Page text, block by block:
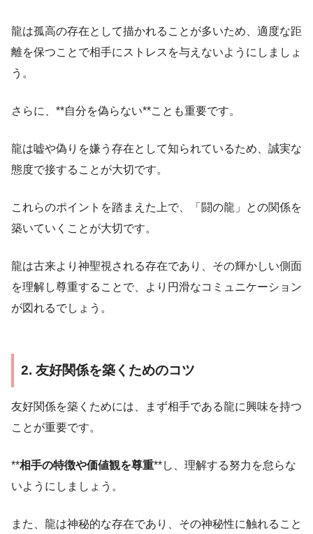
龍は孤高の存在として描かれることが多いため、適度な距
離を保つことで相手にストレスを与えないようにしましょ
う。
さらに、**自分を偽らない**ことも重要です。
龍は嘘や偽りを嫌う存在として知られているため、誠実な
態度で接することが大切です。
これらのポイントを踏まえた上で、「闘の龍」との関係を
築いていくことが大切です。
龍は古来より神聖視される存在であり、その輝かしい側面
を理解し尊重することで、より円滑なコミュニケーション
が図れるでしょう。
2. 友好関係を築くためのコツ
友好関係を築くためには、まず相手である龍に興味を持つ
ことが重要です。
**相手の特徴や価値観を尊重**し、理解する努力を怠らな
いようにしましょう。
また、龍は神秘的な存在であり、その神秘性に触れること